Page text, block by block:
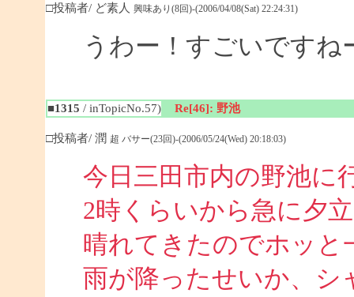
□投稿者/ ど素人 興味あり(8回)-(2006/04/08(Sat) 22:24:31)
うわー！すごいですね
■1315 / inTopicNo.57) Re[46]: 野池
□投稿者/ 潤 超 バサー(23回)-(2006/05/24(Wed) 20:18:03)
今日三田市内の野池に
2時くらいから急に夕
晴れてきたのでホッと
雨が降ったせいか、シ